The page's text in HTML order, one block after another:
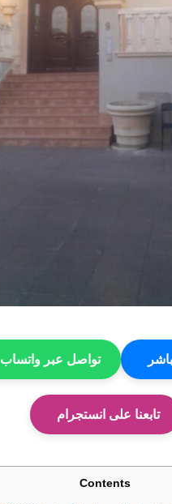
تواصل عبر واتساب
تابعنا على انستجرام
Contents